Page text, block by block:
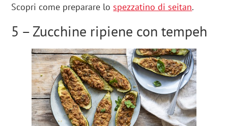
Scopri come preparare lo spezzatino di seitan.
5 – Zucchine ripiene con tempeh